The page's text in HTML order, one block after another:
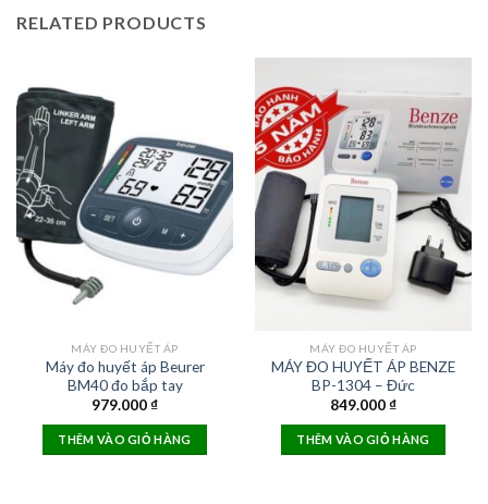
RELATED PRODUCTS
MÁY ĐO HUYẾT ÁP
Máy đo huyết áp Beurer
BM40 đo bắp tay
979.000₫
THÊM VÀO GIỎ HÀNG
MÁY ĐO HUYẾT ÁP
MÁY ĐO HUYẾT ÁP BENZE
BP-1304 – Đức
849.000₫
THÊM VÀO GIỎ HÀNG